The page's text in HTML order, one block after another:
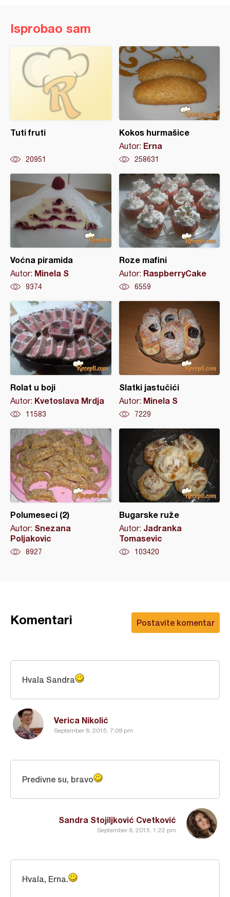
Isprobao sam
Tuti fruti
20951
Kokos hurmašice
Autor: Erna
258631
Voćna piramida
Autor: Minela S
9374
Roze mafini
Autor: RaspberryCake
6559
Rolat u boji
Autor: Kvetoslava Mrdja
11583
Slatki jastučići
Autor: Minela S
7229
Polumeseci (2)
Autor: Snezana
Poljakovic
8927
Bugarske ruže
Autor: Jadranka
Tomasevic
103420
Postavite komentar
Komentari
Verica Nikolić
September 8, 2015, 7:09 pm
Hvala Sandra
Sandra Stojiljković Cvetković
September 8, 2015, 1:22 pm
Predivne su, bravo
Hvala, Erna.